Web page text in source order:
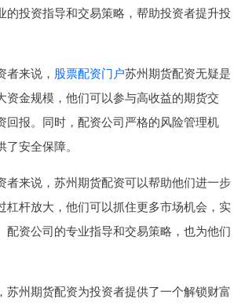
的投资指导和交易策略，帮助投资者提升投
者来说， 股票配资门户苏州期货配资无疑是
资金规模，他们可以参与高收益的期货交
回报。同时，配资公司严格的风险管理机
安全保障。
者来说，苏州期货配资可以帮助他们进一步
杠杆放大，他们可以抓住更多市场机会，实
配资公司的专业指导和交易策略，也为他们
苏州期货配资为投资者提供了一个解锁财富